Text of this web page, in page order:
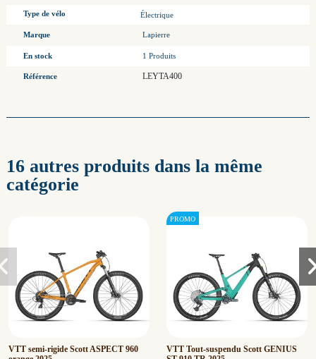
Type de vélo Électrique
Marque Lapierre
En stock 1 Produits
Référence LEYTA400
16 autres produits dans la même
catégorie
VTT semi-rigide Scott ASPECT 960
VTT Tout-suspendu Scott GENIUS